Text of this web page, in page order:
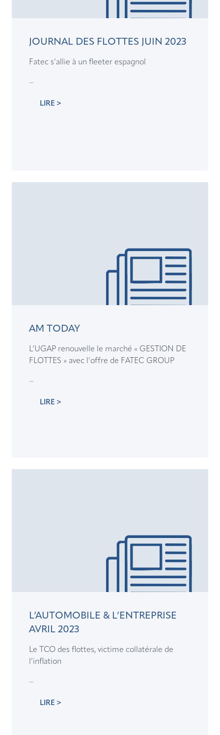
JOURNAL DES FLOTTES JUIN 2023
Fatec s’allie à un fleeter espagnol
...
LIRE >
AM TODAY
L’UGAP renouvelle le marché « GESTION DE
FLOTTES » avec l’offre de FATEC GROUP
...
LIRE >
L’AUTOMOBILE & L’ENTREPRISE
AVRIL 2023
Le TCO des flottes, victime collatérale de
l’inflation
...
LIRE >